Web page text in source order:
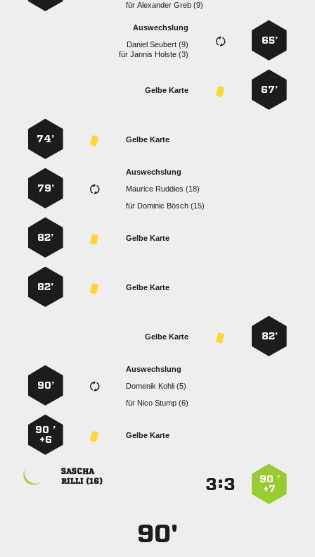
für  
65’
Auswechslung
  
für  
67’
Gelbe Karte
Gelbe Karte
74’
Auswechslung
  
für   
79’
Gelbe Karte
82’
Gelbe Karte
82’
82’
Gelbe Karte
Auswechslung
  
für   
90’
Gelbe Karte
90 ’
+6
90 ’
+7
:

 
90'